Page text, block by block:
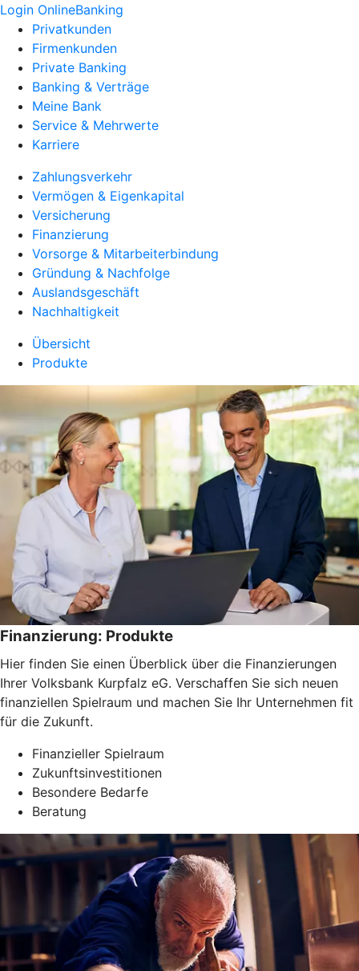
Login OnlineBanking
Privatkunden
Firmenkunden
Private Banking
Banking & Verträge
Meine Bank
Service & Mehrwerte
Karriere
Zahlungsverkehr
Vermögen & Eigenkapital
Versicherung
Finanzierung
Vorsorge & Mitarbeiterbindung
Gründung & Nachfolge
Auslandsgeschäft
Nachhaltigkeit
Übersicht
Produkte
Finanzierung: Produkte
Hier finden Sie einen Überblick über die Finanzierungen
Ihrer Volksbank Kurpfalz eG. Verschaffen Sie sich neuen
finanziellen Spielraum und machen Sie Ihr Unternehmen fit
für die Zukunft.
Finanzieller Spielraum
Zukunftsinvestitionen
Besondere Bedarfe
Beratung